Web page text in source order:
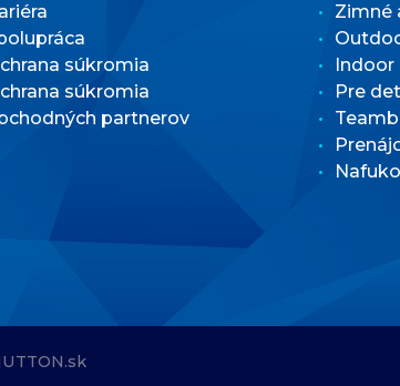
súkromia
súkromia
partnerov
Zimné
Indoor
Pre